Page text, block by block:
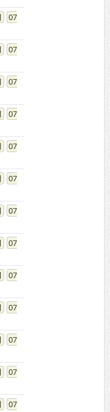
07
07
07
07
07
07
07
07
07
07
07
07
07